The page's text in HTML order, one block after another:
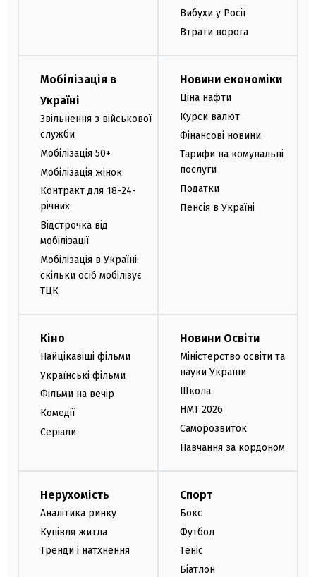
Вибухи у Росії
Втрати ворога
Мобілізація в
Україні
Звільнення з військової
служби
Мобілізація 50+
Мобілізація жінок
Контракт для 18-24-
річних
Відстрочка від
мобілізації
Мобілізація в Україні:
скільки осіб мобілізує
ТЦК
Новини економіки
Ціна нафти
Курси валют
Фінансові новини
Тарифи на комунальні
послуги
Податки
Пенсія в Україні
Кіно
Найцікавіші фільми
Українські фільми
Фільми на вечір
Комедії
Серіали
Новини Освіти
Міністерство освіти та
науки України
Школа
НМТ 2026
Саморозвиток
Навчання за кордоном
Нерухомість
Аналітика ринку
Купівля житла
Тренди і натхнення
Спорт
Бокс
Футбол
Теніс
Біатлон